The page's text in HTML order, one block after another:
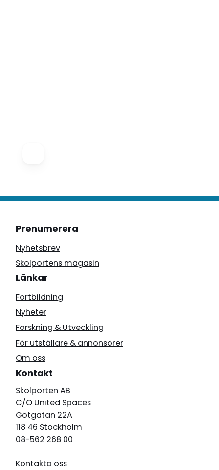
Prenumerera
Nyhetsbrev
Skolportens magasin
Länkar
Fortbildning
Nyheter
Forskning & Utveckling
För utställare & annonsörer
Om oss
Kontakt
Skolporten AB
C/O United Spaces
Götgatan 22A
118 46 Stockholm
08-562 268 00
Kontakta oss